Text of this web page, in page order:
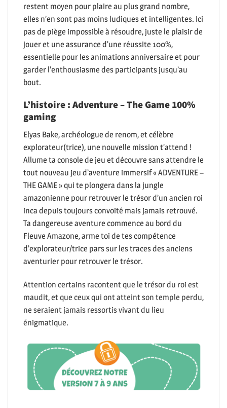
restent moyen pour plaire au plus grand nombre,
elles n’en sont pas moins ludiques et intelligentes. Ici
pas de piège impossible à résoudre, juste le plaisir de
jouer et une assurance d’une réussite 100%,
essentielle pour les animations anniversaire et pour
garder l’enthousiasme des participants jusqu’au
bout.
L’histoire : Adventure – The Game 100%
gaming
Elyas Bake, archéologue de renom, et célèbre
explorateur(trice), une nouvelle mission t’attend !
Allume ta console de jeu et découvre sans attendre le
tout nouveau jeu d’aventure immersif « ADVENTURE –
THE GAME » qui te plongera dans la jungle
amazonienne pour retrouver le trésor d’un ancien roi
inca depuis toujours convoité mais jamais retrouvé.
Ta dangereuse aventure commence au bord du
Fleuve Amazone, arme toi de tes compétence
d’explorateur/trice pars sur les traces des anciens
aventurier pour retrouver le trésor.
Attention certains racontent que le trésor du roi est
maudit, et que ceux qui ont atteint son temple perdu,
ne seraient jamais ressortis vivant du lieu
énigmatique.